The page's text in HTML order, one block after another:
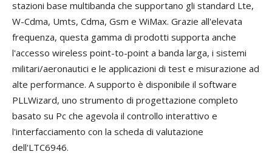
stazioni base multibanda che supportano gli standard Lte,
W-Cdma, Umts, Cdma, Gsm e WiMax. Grazie all'elevata
frequenza, questa gamma di prodotti supporta anche
l'accesso wireless point-to-point a banda larga, i sistemi
militari/aeronautici e le applicazioni di test e misurazione ad
alte performance. A supporto è disponibile il software
PLLWizard, uno strumento di progettazione completo
basato su Pc che agevola il controllo interattivo e
l'interfacciamento con la scheda di valutazione
dell'LTC6946.